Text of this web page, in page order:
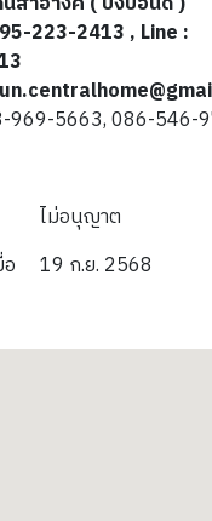
223-2413 , Line :
969-5663, 086-546-
ไม่อนุญาต
19 ก.ย. 2568